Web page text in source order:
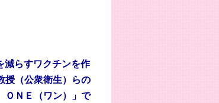
減らすワクチンを作
授（公衆衛生）らの
ＮＥ（ワン）」で